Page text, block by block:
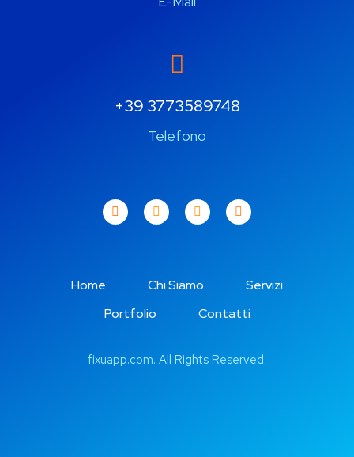
+39 3773589748
Telefono
Home Chi Siamo
Servizi
Portfolio
Contatti
fixuapp.com. All Rights Reserved.